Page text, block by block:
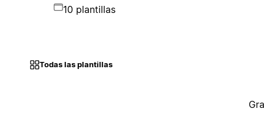
10 plantillas
Todas las plantillas